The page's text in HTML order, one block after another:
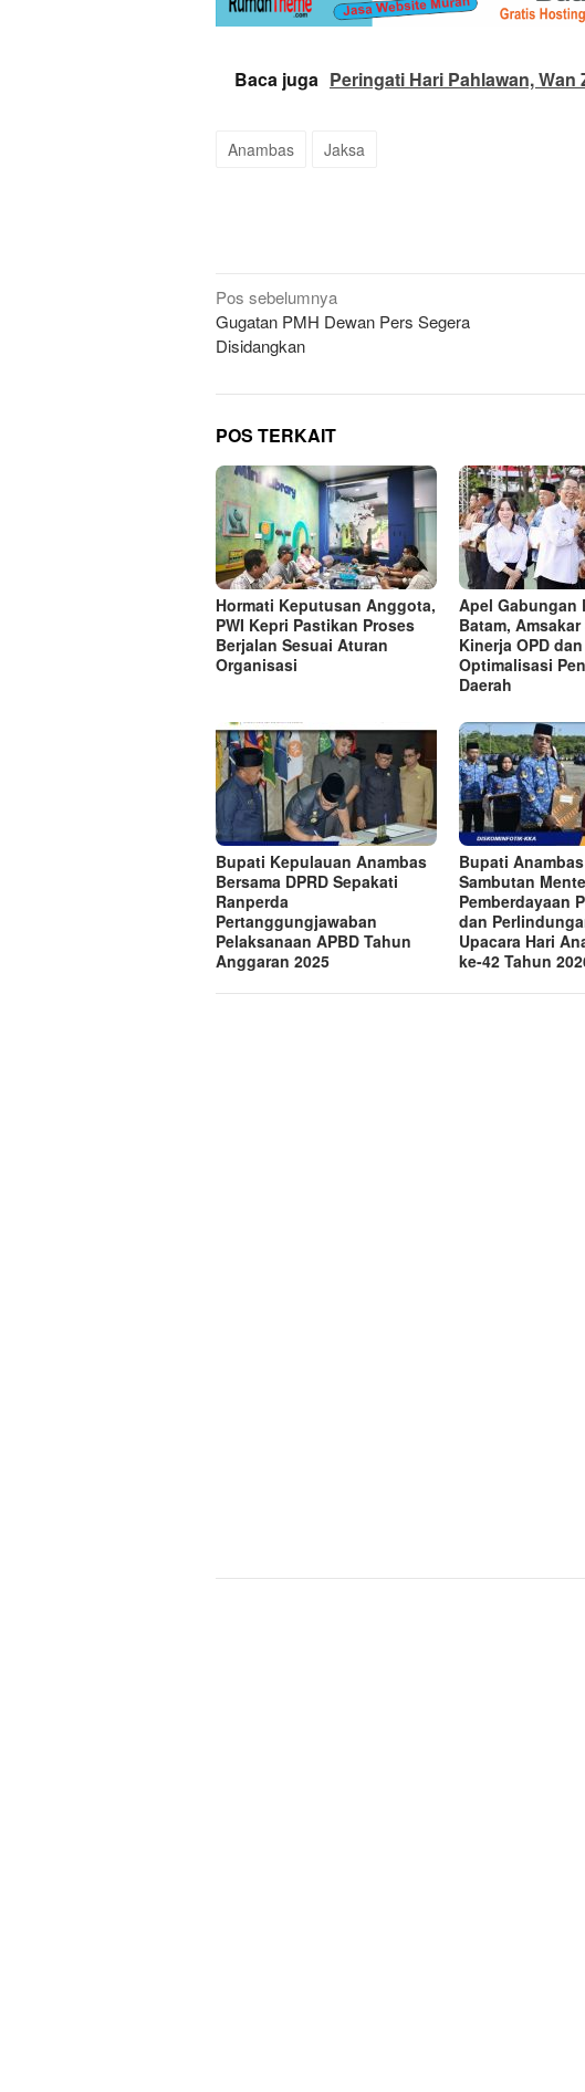
Baca juga Peringati Hari Pahlawan,
Anambas Jaksa
Navigasi
pos
Pos sebelumnya
Gugatan PMH Dewan Pers Segera
Disidangkan
POS TERKAIT
Hormati Keputusan Anggota,
PWI Kepri Pastikan Proses
Berjalan Sesuai Aturan
Organisasi
Apel Gabungan
Batam,
Kinerja OPD dan
Optimalisasi
Daerah
Bupati Kepulauan Anambas
Bersama DPRD Sepakati
Ranperda
Pertanggungjawaban
Pelaksanaan APBD Tahun
Anggaran 2025
Bupati
Sambutan
Pemberdayaan
dan
Upacara Hari
ke-42 Tahun